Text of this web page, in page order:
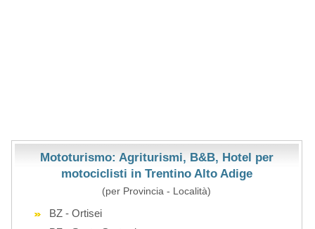
Mototurismo: Agriturismi, B&B, Hotel per
motociclisti in Trentino Alto Adige
(per Provincia - Località)
BZ - Ortisei